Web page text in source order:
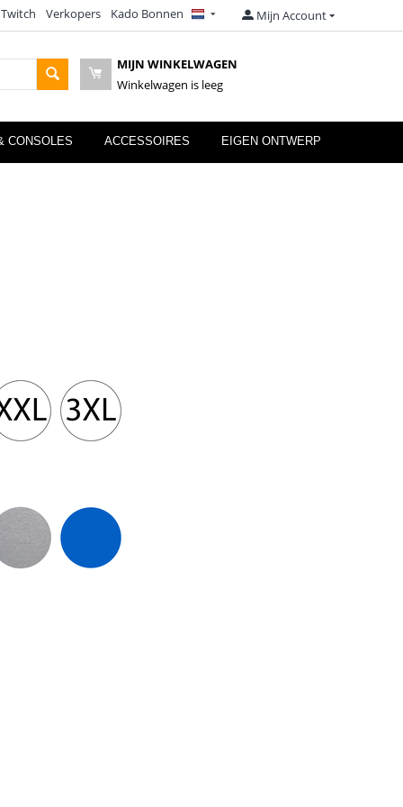
Mijn Account
Verkopers Kado Bonnen
MIJN WINKELWAGEN
Winkelwagen is leeg
CONSOLES ACCESSOIRES EIGEN ONTWERP